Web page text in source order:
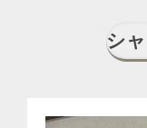
シ